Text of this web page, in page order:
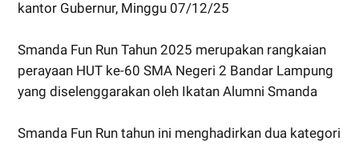
kantor Gubernur, Minggu 07/12/25
Smanda Fun Run Tahun 2025 merupakan rangkaian
perayaan HUT ke-60 SMA Negeri 2 Bandar Lampung
yang diselenggarakan oleh Ikatan Alumni Smanda
Smanda Fun Run tahun ini menghadirkan dua kategori